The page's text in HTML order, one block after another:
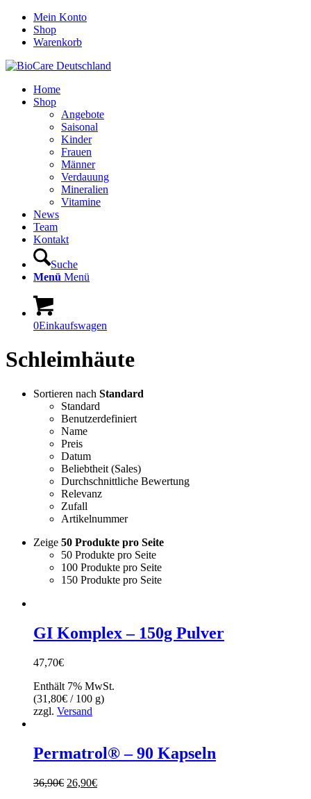
Mein Konto
Shop
Warenkorb
Home
Shop
Angebote
Saisonal
Kinder
Frauen
Männer
Verdauung
Mineralien
Vitamine
News
Team
Kontakt
Suche
Menü Menü
0Einkaufswagen
Schleimhäute
Sortieren nach Standard
Standard
Benutzerdefiniert
Name
Preis
Datum
Beliebtheit (Sales)
Durchschnittliche Bewertung
Relevanz
Zufall
Artikelnummer
Zeige 50 Produkte pro Seite
50 Produkte pro Seite
100 Produkte pro Seite
150 Produkte pro Seite
GI Komplex – 150g Pulver
47,70€
Enthält 7% MwSt.
(31,80€ / 100 g)
zzgl. Versand
Permatrol® – 90 Kapseln
36,90€ Ursprünglicher
26,90€Aktueller